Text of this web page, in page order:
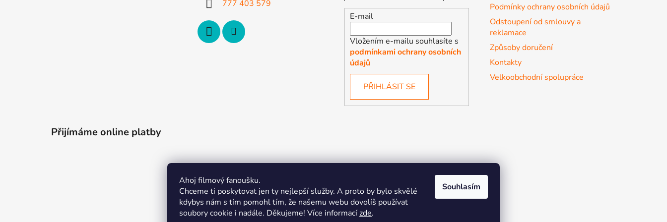
Ahoj filmový fanoušku.
Chceme ti poskytovat jen ty nejlepší služby. A proto by bylo skvělé
kdybys nám s tím pomohl tím, že našemu webu dovolíš používat
soubory cookie i nadále. Děkujeme! Více informacízde.
Souhlasím
777 403 579
E-mail
Vložením e-mailu souhlasíte s
podmínkami ochrany osobních
údajů
PŘIHLÁSIT SE
Podmínky ochrany osobních údajů
Odstoupení od smlouvy a
reklamace
Způsoby doručení
Kontakty
Velkoobchodní spolupráce
Přijímáme online platby
Merchion | Pořiďte si vlastní merch Midnight Gear | Ride the night, wear the soul